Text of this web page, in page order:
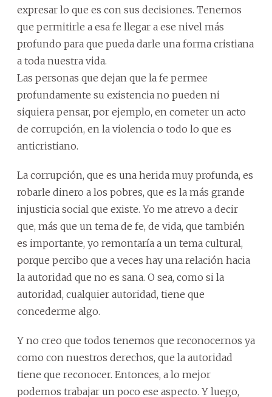
expresar lo que es con sus decisiones. Tenemos
que permitirle a esa fe llegar a ese nivel más
profundo para que pueda darle una forma cristiana
a toda nuestra vida.
Las personas que dejan que la fe permee
profundamente su existencia no pueden ni
siquiera pensar, por ejemplo, en cometer un acto
de corrupción, en la violencia o todo lo que es
anticristiano.
La corrupción, que es una herida muy profunda, es
robarle dinero a los pobres, que es la más grande
injusticia social que existe. Yo me atrevo a decir
que, más que un tema de fe, de vida, que también
es importante, yo remontaría a un tema cultural,
porque percibo que a veces hay una relación hacia
la autoridad que no es sana. O sea, como si la
autoridad, cualquier autoridad, tiene que
concederme algo.
Y no creo que todos tenemos que reconocernos ya
como con nuestros derechos, que la autoridad
tiene que reconocer. Entonces, a lo mejor
podemos trabajar un poco ese aspecto. Y luego,